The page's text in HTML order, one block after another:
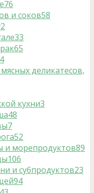
76
и соков58
2
33
65
деликатесов,
кухни3
48
7
52
и морепродуктов89
106
и субпродуктов23
94